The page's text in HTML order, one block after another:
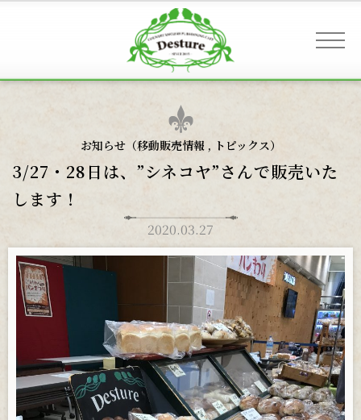
お客様へのご案内
お知らせ
ギャラリー
お問い合わせ
お知らせ（移動販売情報, トピックス）
3/27・28日は、”シネコヤ”さんで販売いた
します！
2020.03.27